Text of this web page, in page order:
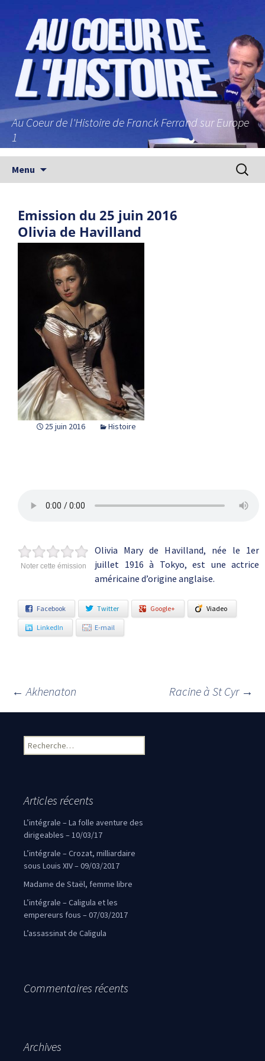
Au Coeur de l'Histoire de Franck Ferrand sur Europe
1
Menu
Emission du 25 juin 2016
Olivia de Havilland
25 juin 2016 Histoire
Noter cette émission
Olivia Mary de Havilland, née le 1er
juillet 1916 à Tokyo, est une actrice
américaine d’origine anglaise.
Facebook Twitter Google+ Viadeo
LinkedIn E-mail
Navigation des articles
← Akhenaton Racine à St Cyr →
Rechercher :
Articles récents
L’intégrale – La folle aventure des
dirigeables – 10/03/17
L’intégrale – Crozat, milliardaire
sous Louis XIV – 09/03/2017
Madame de Staël, femme libre
L’intégrale – Caligula et les
empereurs fous – 07/03/2017
L’assassinat de Caligula
Commentaires récents
Archives